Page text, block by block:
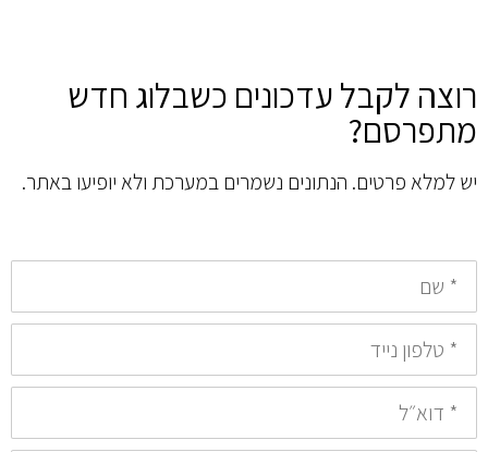
רוצה לקבל עדכונים כשבלוג חדש
מתפרסם?
יש למלא פרטים. הנתונים נשמרים במערכת ולא יופיעו באתר.
*
שם
*
טלפון
נייד
*
דואר
אלקטרוני